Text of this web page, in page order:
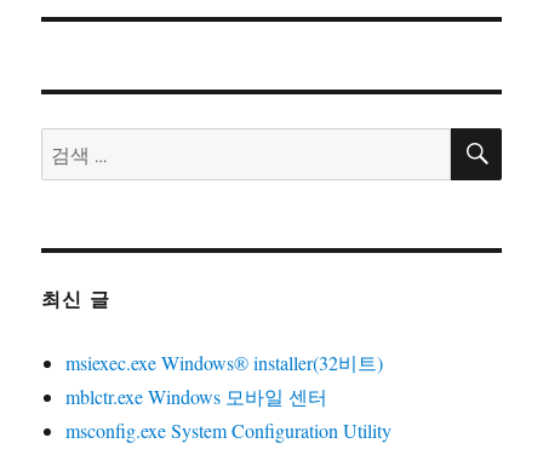
글:
검
색:
검
최신 글
msiexec.exe Windows® installer(32비트)
mblctr.exe Windows 모바일 센터
msconfig.exe System Configuration Utility